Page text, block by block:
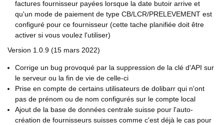
factures fournisseur payées lorsque la date butoir arrive et
qu'un mode de paiement de type CB/LCR/PRELEVEMENT est
configuré pour ce fournisseur (cette tache planifiée doit être
activer si vous voulez l'utiliser)
Version 1.0.9 (15 mars 2022)
Corrige un bug provoqué par la suppression de la clé d'API sur
le serveur ou la fin de vie de celle-ci
Prise en compte de certains utilisateurs de dolibarr qui n'ont
pas de prénom ou de nom configurés sur le compte local
Ajout de la base de données centrale suisse pour l'auto-
création de fournisseurs suisses comme c'est déjà le cas pour